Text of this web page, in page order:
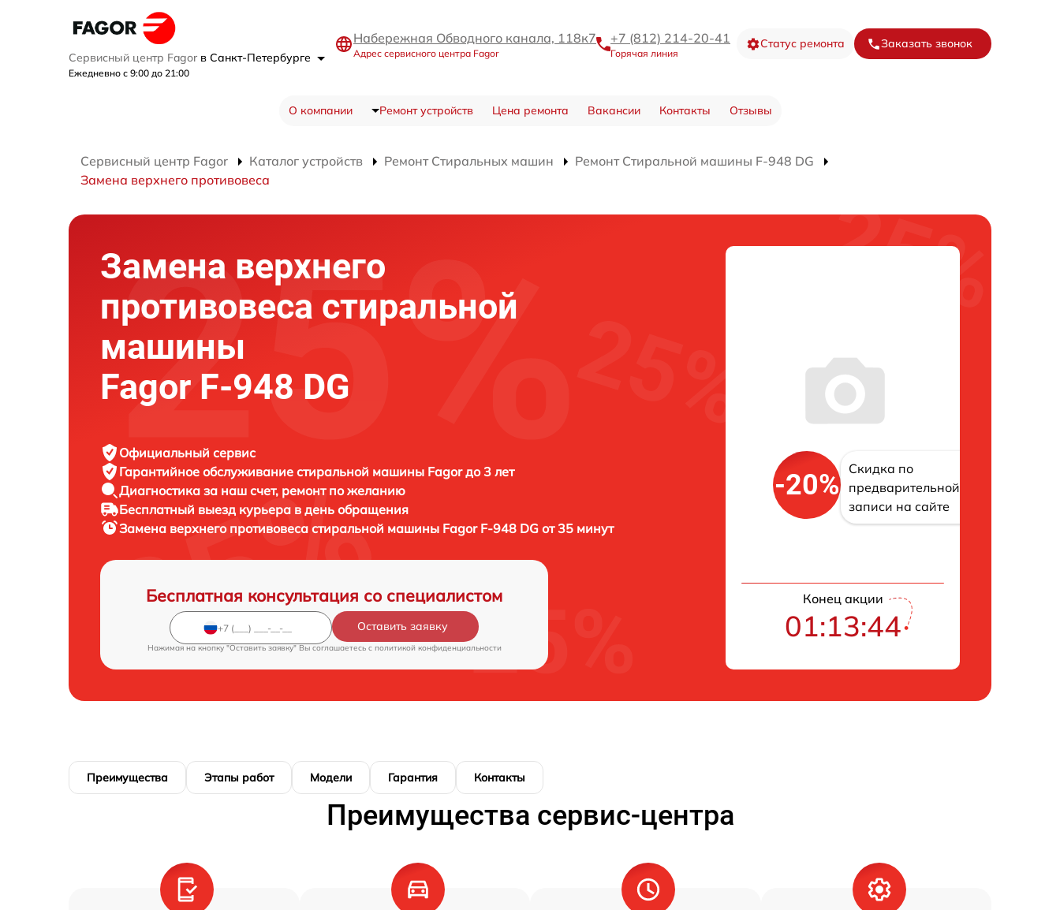
Сервисный центр Fagor в Санкт-Петербурге
Ежедневно с 9:00 до 21:00
Набережная Обводного канала, 118к7
Адрес сервисного центра Fagor
+7 (812) 214-20-41
Горячая линия
Статус ремонта Заказать звонок
О компании Ремонт устройств Цена ремонта Вакансии Контакты Отзывы
Сервисный центр Fagor Каталог устройств Ремонт Стиральных машин
Ремонт Стиральной машины F-948 DG
Замена верхнего противовеса
Замена верхнего
противовеса стиральной
машины
Fagor F-948 DG
Официальный сервис
Гарантийное обслуживание стиральной машины Fagor до 3 лет
Диагностика за наш счет, ремонт по желанию
Бесплатный выезд курьера в день обращения
Замена верхнего противовеса стиральной машины Fagor F-948 DG от 35 минут
Бесплатная консультация со специалистом
Оставить заявку
Нажимая на кнопку "Оставить заявку" Вы соглашаетесь c политикой конфиденциальности
-20%
Скидка по
предварительной
записи на сайте
Конец акции
01:13:43
Преимущества Этапы работ Модели Гарантия Контакты
Преимущества сервис-центра